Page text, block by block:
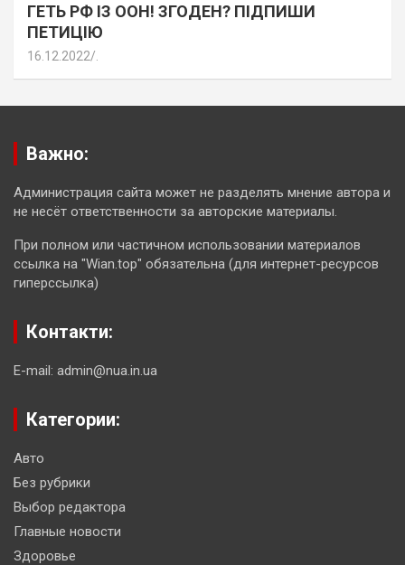
ГЕТЬ РФ ІЗ ООН! ЗГОДЕН? ПІДПИШИ
ПЕТИЦІЮ
16.12.2022
Важно:
Администрация сайта может не разделять мнение автора и
не несёт ответственности за авторские материалы.
При полном или частичном использовании материалов
ссылка на "Wian.top" обязательна (для интернет-ресурсов
гиперссылка)
Контакти:
E-mail: admin@nua.in.ua
Категории:
Авто
Без рубрики
Выбор редактора
Главные новости
Здоровье